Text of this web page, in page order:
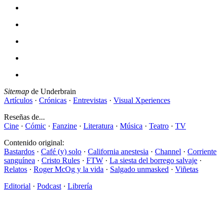
Sitemap de Underbrain
Artículos · Crónicas · Entrevistas · Visual Xperiences
Reseñas de...
Cine · Cómic · Fanzine · Literatura · Música · Teatro · TV
Contenido original:
Bastardos · Café (y) solo · California anestesia · Channel · Corriente
sanguínea · Cristo Rules · FTW · La siesta del borrego salvaje ·
Relatos · Roger McOg y la vida · Salgado unmasked · Viñetas
Editorial · Podcast · Librería